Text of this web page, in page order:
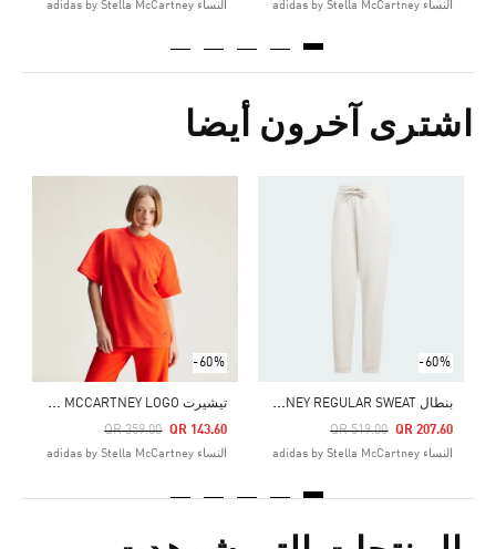
النساء adidas by Stella McCartney النساء adidas by Stella McCartney
اشترى آخرون أيضا
-60%
ب
نطال ADIDAS BY STELLA MCCARTNEY REGULAR SWEAT
QR 519.00 QR 207.60
النساء adidas by Stella McCartney
-60%
ت
يشيرت ADIDAS BY STELLA MCCARTNEY LOGO
Price Reduced From
QR 359.00 QR 143.60
النساء adidas by Stella McCartney
Price Reduced From